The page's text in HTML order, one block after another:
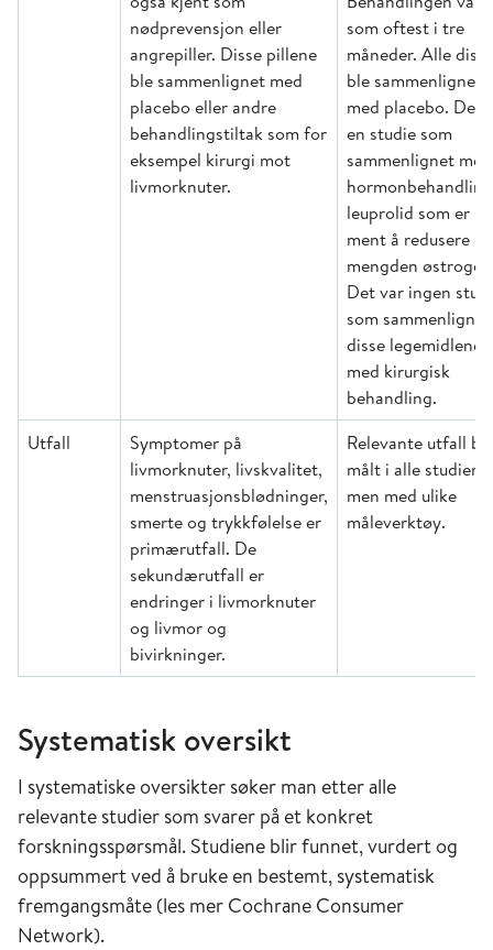
nødprevensjon eller
angrepiller. Disse pillene
ble sammenlignet med
placebo eller andre
behandlingstiltak som for
eksempel kirurgi mot
livmorknuter.
som oftest i tre
måneder. Alle disse
ble sammenlignet
med placebo. Det
en studie som
sammenlignet med
leuprolid som er
ment å redusere
mengden
Det var ingen
som sammenlignet
disse legemidlene
med kirurgisk
behandling.
Utfall
Symptomer på
livmorknuter, livskvalitet,
menstruasjonsblødninger,
smerte og trykkfølelse er
primærutfall. De
sekundærutfall er
endringer i livmorknuter
og livmor og
bivirkninger.
Relevante utfall ble
målt i alle studier,
men med ulike
måleverktøy.
Systematisk oversikt
I systematiske oversikter søker man etter alle
relevante studier som svarer på et konkret
forskningsspørsmål. Studiene blir funnet, vurdert og
oppsummert ved å bruke en bestemt, systematisk
fremgangsmåte (les mer Cochrane Consumer
Network).